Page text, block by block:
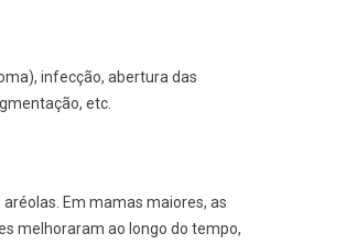
infecção, abertura das
etc.
Em mamas maiores, as
melhoraram ao longo do tempo,